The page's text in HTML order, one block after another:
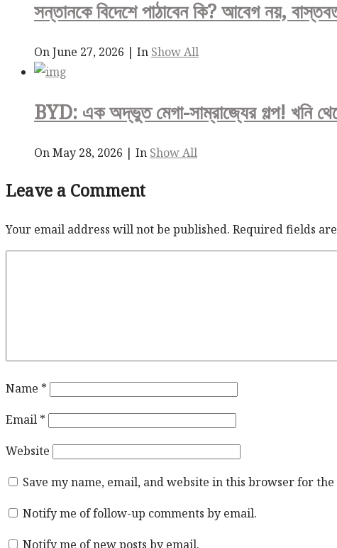
সন্তানকে বিদেশে পাঠাবেন কি? আবেগ নয়,
On June 27, 2026 | In Show All
BYD: এক অদ্ভুত মেগা-সাম্রাজ্যের গল্প! খনি
On May 28, 2026 | In Show All
Leave a Comment
Your email address will not be published. Required fields
Name *
Email *
Website
Save my name, email, and website in this browser for
Notify me of follow-up comments by email.
Notify me of new posts by email.